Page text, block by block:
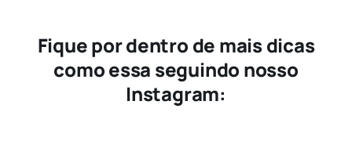
Fique por dentro de mais dicas
como essa seguindo nosso
Instagram: